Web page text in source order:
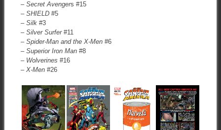
– Secret Avengers #15
– SHIELD#5
– Silk#3
–Silver Surfer#11
– Spider-Man and the X-Men#6
– Superior Iron Man#8
– Wolverines #16
– X-Men#26